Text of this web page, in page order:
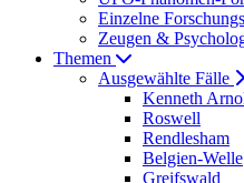
Einzelne
Zeugen &
Themen
Ausgewählte Fälle
Kenneth
Roswell
Rendlesham
Belgien-Welle
Greifswald